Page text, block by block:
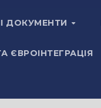
ДОКУМЕНТИ
ЄВРОІНТЕГРАЦІЯ